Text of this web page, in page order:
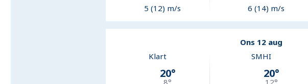
5 (12) m/s
6 (14) m/s
Ons 12 aug
Klart
20°
8°
SMHI
20°
12°